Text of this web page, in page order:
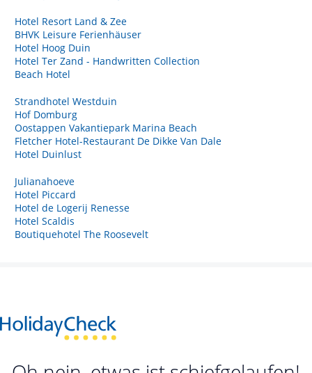
Hotel Resort Land & Zee
BHVK Leisure Ferienhäuser
Hotel Hoog Duin
Hotel Ter Zand - Handwritten Collection
Beach Hotel
Strandhotel Westduin
Hof Domburg
Oostappen Vakantiepark Marina Beach
Fletcher Hotel-Restaurant De Dikke Van Dale
Hotel Duinlust
Julianahoeve
Hotel Piccard
Hotel de Logerij Renesse
Hotel Scaldis
Boutiquehotel The Roosevelt